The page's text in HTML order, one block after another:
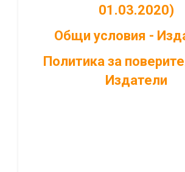
01.03.2020)
Общи условия -
Политика за
Издатели